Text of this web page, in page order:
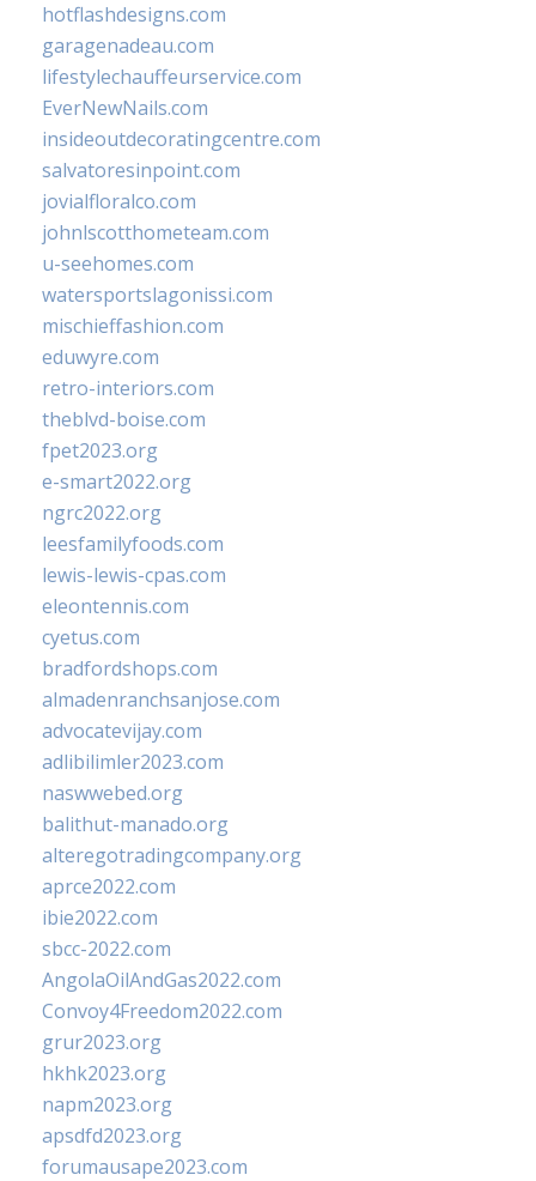
hotflashdesigns.com
garagenadeau.com
lifestylechauffeurservice.com
EverNewNails.com
insideoutdecoratingcentre.com
salvatoresinpoint.com
jovialfloralco.com
johnlscotthometeam.com
u-seehomes.com
watersportslagonissi.com
mischieffashion.com
eduwyre.com
retro-interiors.com
theblvd-boise.com
fpet2023.org
e-smart2022.org
ngrc2022.org
leesfamilyfoods.com
lewis-lewis-cpas.com
eleontennis.com
cyetus.com
bradfordshops.com
almadenranchsanjose.com
advocatevijay.com
adlibilimler2023.com
naswwebed.org
balithut-manado.org
alteregotradingcompany.org
aprce2022.com
ibie2022.com
sbcc-2022.com
AngolaOilAndGas2022.com
Convoy4Freedom2022.com
grur2023.org
hkhk2023.org
napm2023.org
apsdfd2023.org
forumausape2023.com